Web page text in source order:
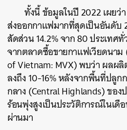
ทั้งนี้ ข้อมูลในปี 2022 เผยว่
ส่งออกกาแฟมากที่สุดเป็นอันดับ
สัดส่วน 14.2% จาก 80 ประเทศ
จากตลาดซื้อขายกาแฟเวียดนาม
of Vietnam: MVX) พบว่า ผลผ
ลงถึง 10-16% หลังจากพื้นที่ปลู
กลาง (Central Highlands) ขอ
ร้อนพุ่งสูงเป็นประวัติการณ์ในเ
ผ่านมา